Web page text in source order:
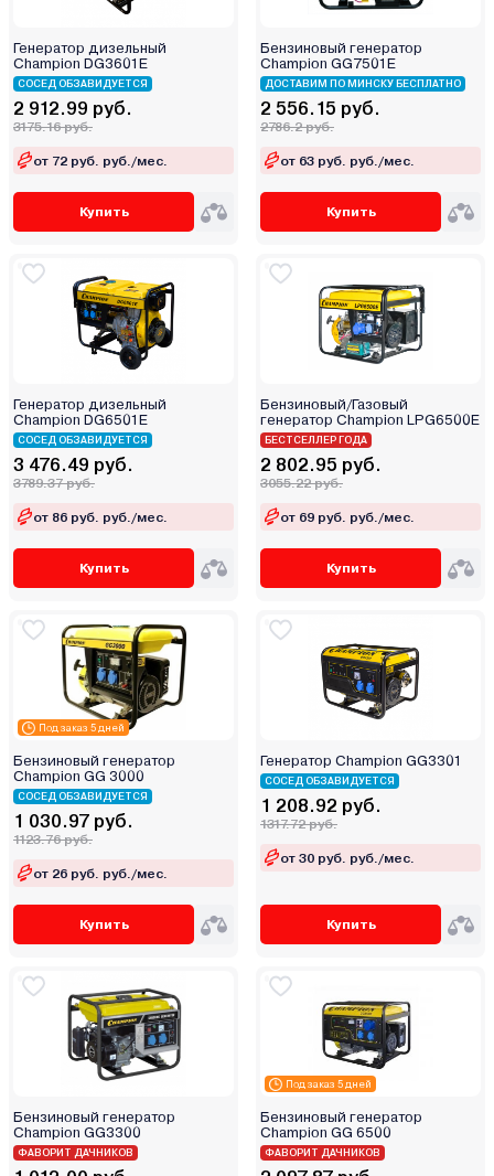
Генератор дизельный
Champion DG3601E
СОСЕД ОБЗАВИДУЕТСЯ
2 912.99 руб.
3175.16 руб.
от 72 руб. руб./мес.
Купить
Бензиновый генератор
Champion GG7501E
ДОСТАВИМ ПО МИНСКУ БЕСПЛАТНО
2 556.15 руб.
2786.2 руб.
от 63 руб. руб./мес.
Купить
Генератор дизельный
Champion DG6501E
СОСЕД ОБЗАВИДУЕТСЯ
3 476.49 руб.
3789.37 руб.
от 86 руб. руб./мес.
Купить
Бензиновый/Газовый
генератор Champion LPG6500E
БЕСТСЕЛЛЕР ГОДА
2 802.95 руб.
3055.22 руб.
от 69 руб. руб./мес.
Купить
Под заказ 5 дней
Бензиновый генератор
Champion GG 3000
СОСЕД ОБЗАВИДУЕТСЯ
1 030.97 руб.
1123.76 руб.
от 26 руб. руб./мес.
Купить
Генератор Champion GG3301
СОСЕД ОБЗАВИДУЕТСЯ
1 208.92 руб.
1317.72 руб.
от 30 руб. руб./мес.
Купить
Бензиновый генератор
Champion GG3300
ФАВОРИТ ДАЧНИКОВ
Под заказ 5 дней
Бензиновый генератор
Champion GG 6500
ФАВОРИТ ДАЧНИКОВ